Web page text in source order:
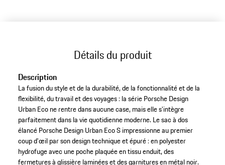
Détails du produit
Description
La fusion du style et de la durabilité, de la fonctionnalité et de la
flexibilité, du travail et des voyages : la série Porsche Design
Urban Eco ne rentre dans aucune case, mais elle s'intègre
parfaitement dans la vie quotidienne moderne. Le sac à dos
élancé Porsche Design Urban Eco S impressionne au premier
coup d'œil par son design technique et épuré : en polyester
hydrofuge avec une poche plaquée en tissu enduit, des
fermetures à glissière laminées et des garnitures en métal noir.